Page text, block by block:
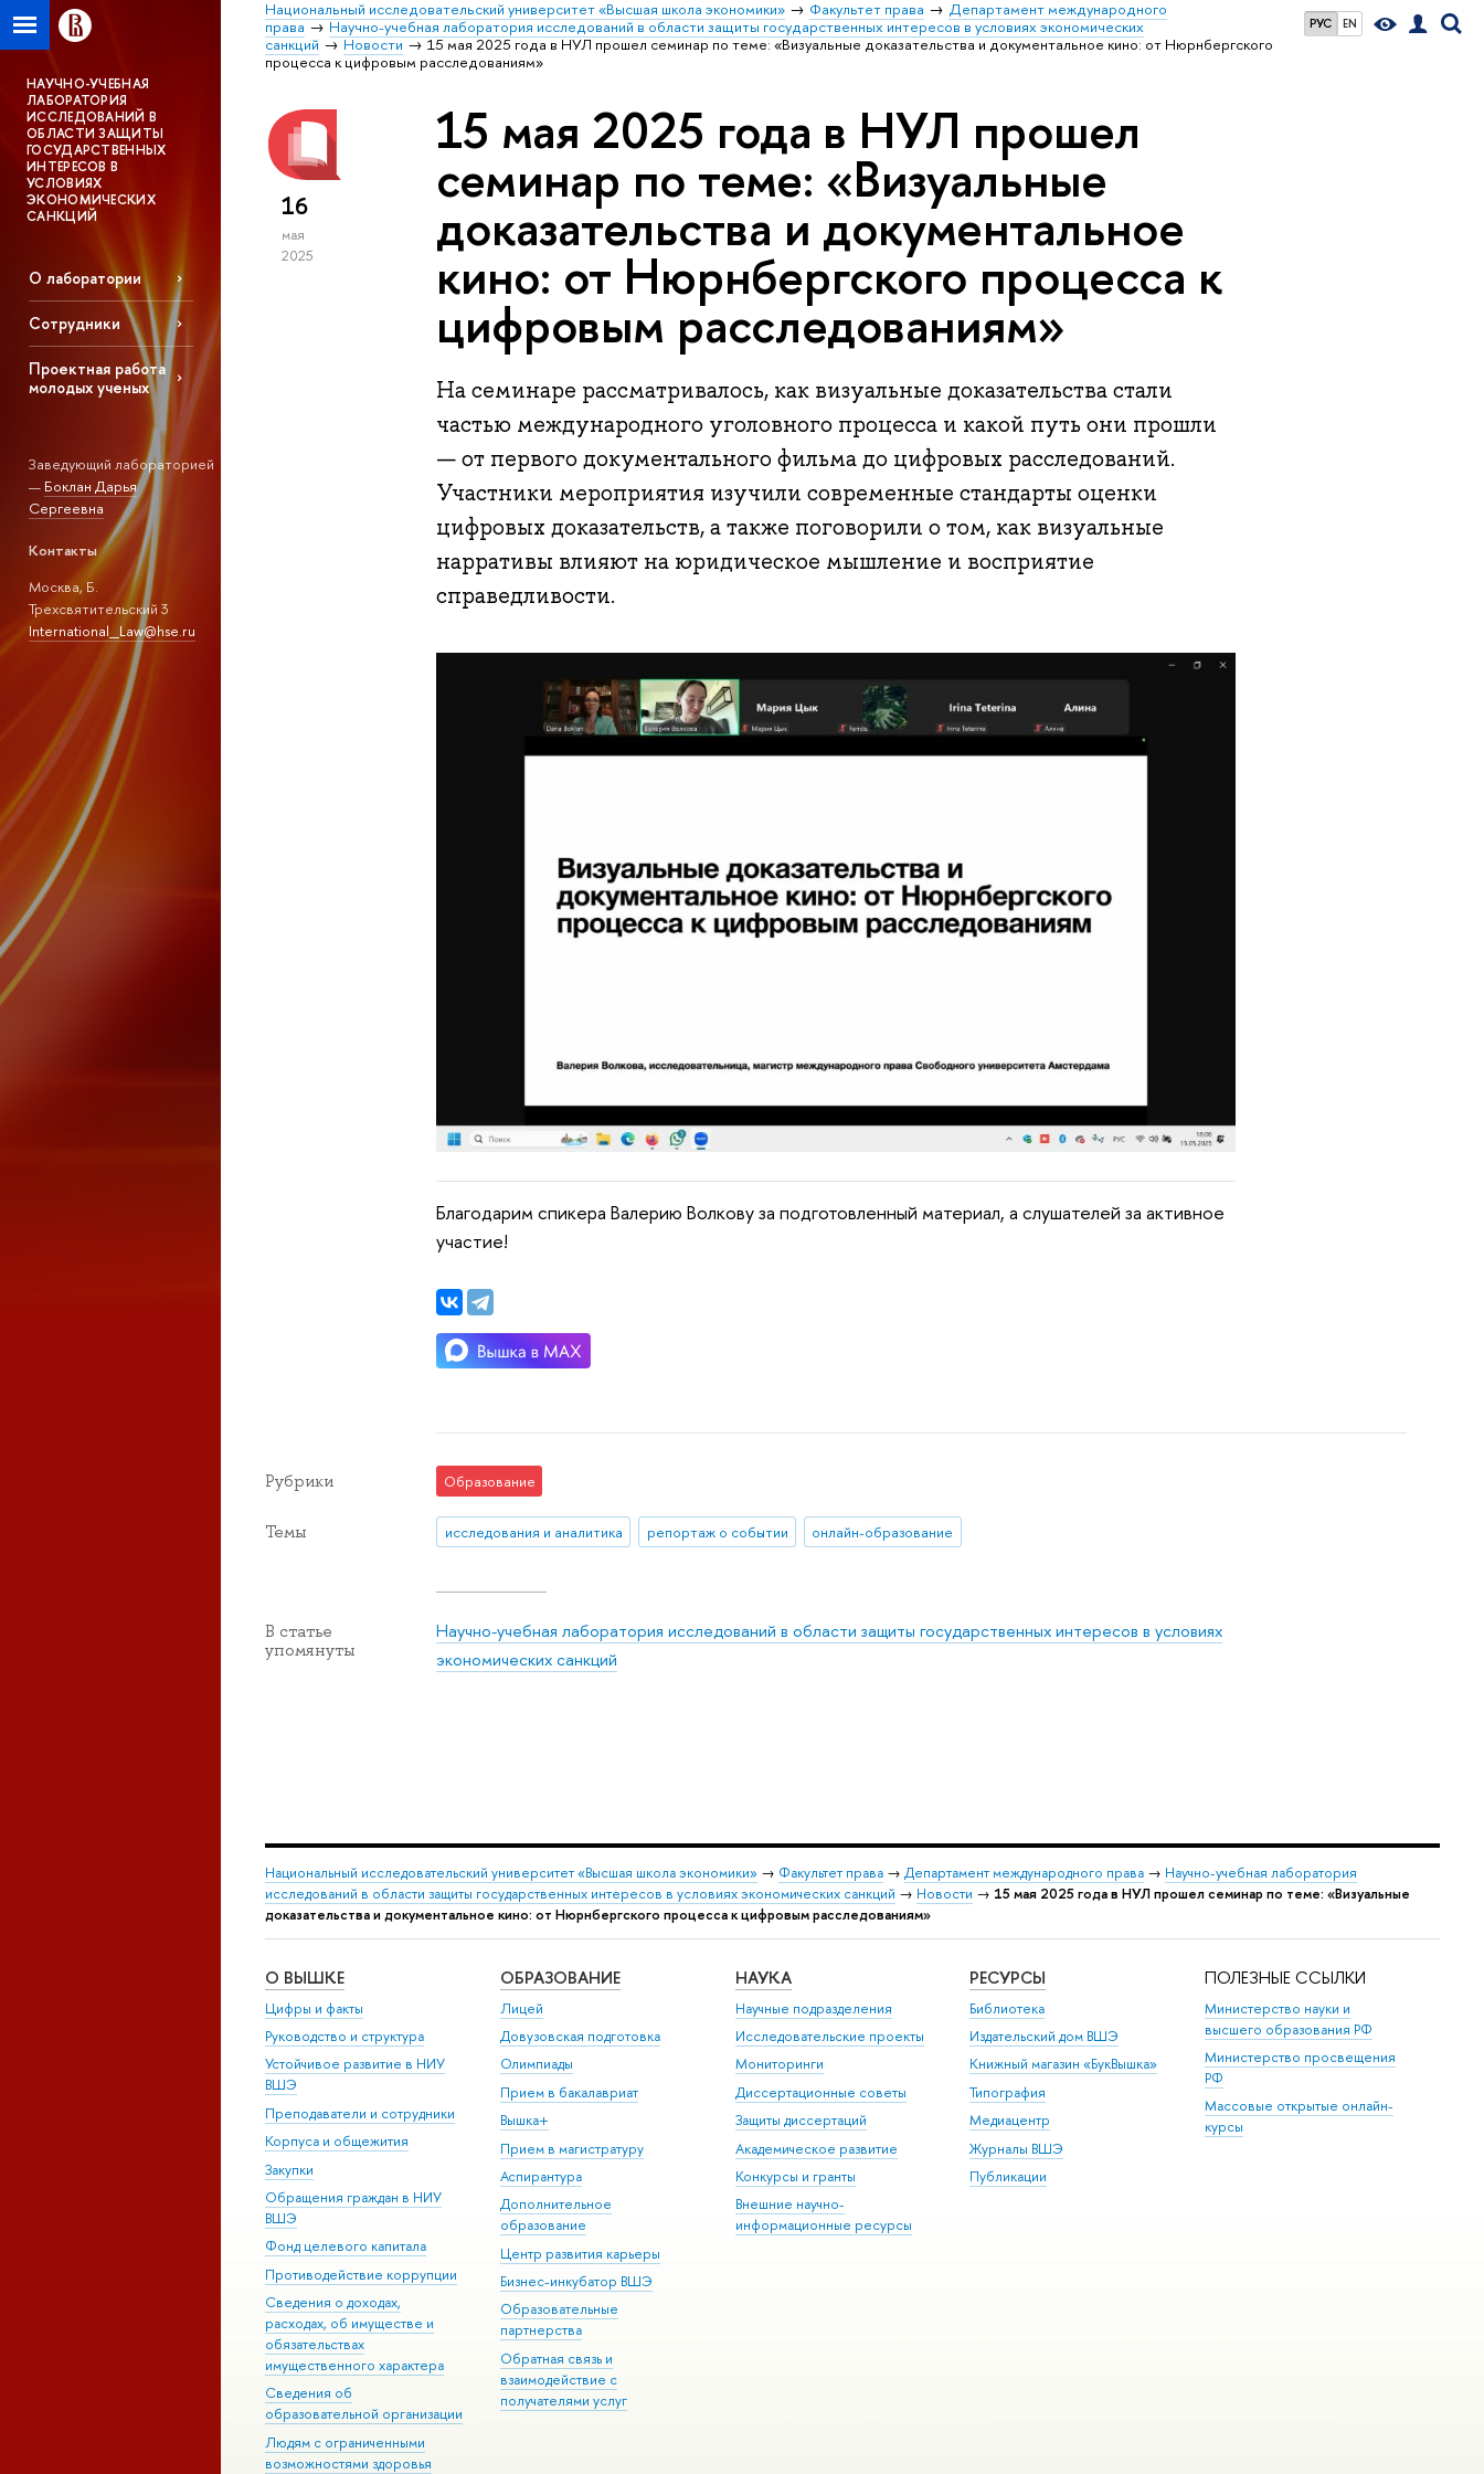
РУС EN
Национальный исследовательский университет «Высшая школа экономики» Факультет права
Департамент международного
права
Научно-учебная лаборатория исследований в области защиты государственных интересов в условиях экономических
санкций
Новости
15 мая 2025 года в НУЛ прошел семинар по теме: «Визуальные доказательства и документальное кино: от Нюрнбергского
процесса к цифровым расследованиям»
НАУЧНО-УЧЕБНАЯ
ЛАБОРАТОРИЯ
ИССЛЕДОВАНИЙ В
ОБЛАСТИ ЗАЩИТЫ
ГОСУДАРСТВЕННЫХ
ИНТЕРЕСОВ В
УСЛОВИЯХ
ЭКОНОМИЧЕСКИХ
САНКЦИЙ
О лаборатории
Сотрудники
Проектная работа
молодых ученых
Заведующий лабораторией
— Боклан Дарья
Сергеевна
Контакты
Москва, Б.
Трехсвятительский 3
International_Law@hse.ru
16
мая
2025
15 мая 2025 года в НУЛ прошел
семинар по теме: «Визуальные
доказательства и документальное
кино: от Нюрнбергского процесса к
цифровым расследованиям»
На семинаре рассматривалось, как визуальные доказательства стали
частью международного уголовного процесса и какой путь они прошли
— от первого документального фильма до цифровых расследований.
Участники мероприятия изучили современные стандарты оценки
цифровых доказательств, а также поговорили о том, как визуальные
нарративы влияют на юридическое мышление и восприятие
справедливости.
Благодарим спикера Валерию Волкову за подготовленный материал, а слушателей за активное
участие!
Рубрики Образование
Темы исследования и аналитика репортаж о событии онлайн-образование
В статье
упомянуты
Научно-учебная лаборатория исследований в области защиты государственных интересов в условиях
экономических санкций
Национальный исследовательский университет «Высшая школа экономики» → Факультет права → Департамент международного права → Научно-учебная лаборатория
исследований в области защиты государственных интересов в условиях экономических санкций → Новости → 15 мая 2025 года в НУЛ прошел семинар по теме: «Визуальные
доказательства и документальное кино: от Нюрнбергского процесса к цифровым расследованиям»
О ВЫШКЕ
Цифры и факты
Руководство и структура
Устойчивое развитие в НИУ
ВШЭ
Преподаватели и сотрудники
Корпуса и общежития
Закупки
Обращения граждан в НИУ
ВШЭ
Фонд целевого капитала
Противодействие коррупции
Сведения о доходах,
расходах, об имуществе и
обязательствах
имущественного характера
Сведения об
образовательной организации
Людям с ограниченными
возможностями здоровья
ОБРАЗОВАНИЕ
Лицей
Довузовская подготовка
Олимпиады
Прием в бакалавриат
Вышка+
Прием в магистратуру
Аспирантура
Дополнительное
образование
Центр развития карьеры
Бизнес-инкубатор ВШЭ
Образовательные
партнерства
Обратная связь и
взаимодействие с
получателями услуг
НАУКА
Научные подразделения
Исследовательские проекты
Мониторинги
Диссертационные советы
Защиты диссертаций
Академическое развитие
Конкурсы и гранты
Внешние научно-
информационные ресурсы
РЕСУРСЫ
Библиотека
Издательский дом ВШЭ
Книжный магазин «БукВышка»
Типография
Медиацентр
Журналы ВШЭ
Публикации
ПОЛЕЗНЫЕ ССЫЛКИ
Министерство науки и
высшего образования РФ
Министерство просвещения
РФ
Массовые открытые онлайн-
курсы